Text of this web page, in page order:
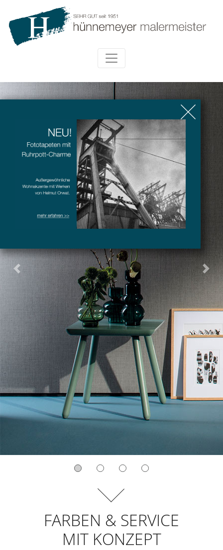
WILLKOMMEN
bei Ihrem Hand-in-HandWerksmeister®
mit dem Rundum-Sorglos-Service.
Previous Next
FARBEN & SERVICE
MIT KONZEPT